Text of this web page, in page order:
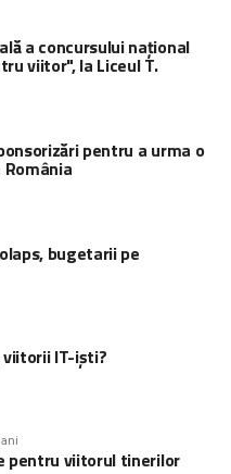
a concursului național
viitor", la Liceul T.
pentru a urma o
bugetarii pe
IT-iști?
pentru viitorul tinerilor